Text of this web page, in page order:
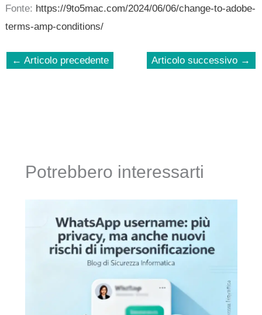
Fonte: https://9to5mac.com/2024/06/06/change-to-adobe-
terms-amp-conditions/
← Articolo precedente Articolo successivo →
Potrebbero interessarti